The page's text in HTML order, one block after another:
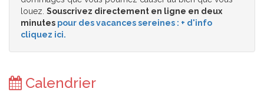
louez. Souscrivez directement en ligne en deux
minutes pour des vacances sereines : + d'info
cliquez ici.
Calendrier